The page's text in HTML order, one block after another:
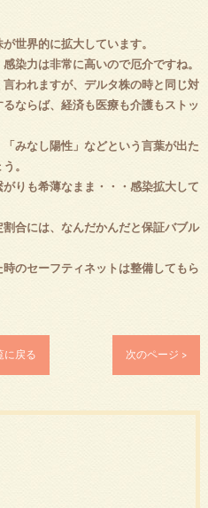
世界的に拡大しています。
染力は非常に高いので厄介ですね。
われますが、デルタ株の時と同じ対
ならば、経済も医療も介護もストッ
みなし陽性」などという言葉が出た
。
りも希薄なまま・・・感染拡大して
合には、なんだかんだと保証バブル
のセーフティネットは整備してもら
に戻る 次のページ >